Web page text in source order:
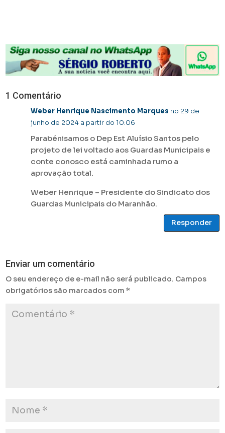
1 Comentário
Weber Henrique Nascimento Marques no 29 de
junho de 2024 a partir do 10:06
Parabénisamos o Dep Est Aluísio Santos pelo
projeto de lei voltado aos Guardas Municipais e
conte conosco está caminhada rumo a
aprovação total.
Weber Henrique – Presidente do Sindicato dos
Guardas Municipais do Maranhão.
Responder
Enviar um comentário
O seu endereço de e-mail não será publicado. Campos
obrigatórios são marcados com*